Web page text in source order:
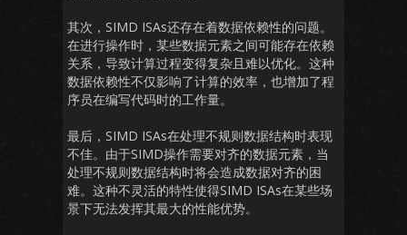
其次，SIMD ISAs还存在着数据依赖性的问题。
在进行操作时，某些数据元素之间可能存在依赖
关系，导致计算过程变得复杂且难以优化。这种
数据依赖性不仅影响了计算的效率，也增加了程
序员在编写代码时的工作量。
最后，SIMD ISAs在处理不规则数据结构时表现
不佳。由于SIMD操作需要对齐的数据元素，当
处理不规则数据结构时将会造成数据对齐的困
难。这种不灵活的特性使得SIMD ISAs在某些场
景下无法发挥其最大的性能优势。